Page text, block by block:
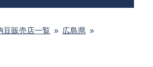
豆販売店一覧 » 広島県 »